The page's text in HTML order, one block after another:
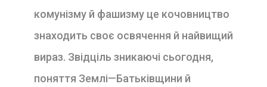
комунізму й фашизму це кочовництво
знаходить своє освячення й найвищий
вираз. Звідціль зникаючі сьогодня,
поняття Землі—Батьківщини й